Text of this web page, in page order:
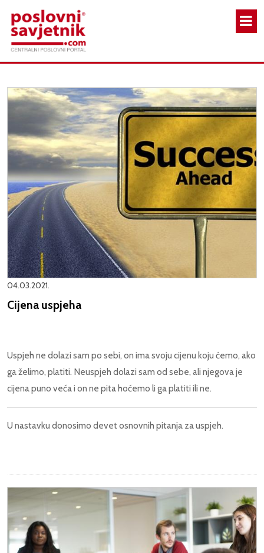
04.03.2021.
Cijena uspjeha
Uspjeh ne dolazi sam po sebi, on ima svoju cijenu koju ćemo, ako
ga želimo, platiti. Neuspjeh dolazi sam od sebe, ali njegova je
cijena puno veća i on ne pita hoćemo li ga platiti ili ne.
U nastavku donosimo devet osnovnih pitanja za uspjeh.